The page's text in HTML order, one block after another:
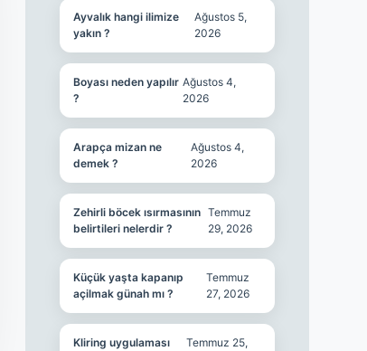
Ayvalık hangi ilimize
yakın ?
Ağustos 5,
2026
Boyası neden yapılır
?
Ağustos 4,
2026
Arapça mizan ne
demek ?
Ağustos 4,
2026
Zehirli böcek ısırmasının
belirtileri nelerdir ?
Temmuz
29, 2026
Küçük yaşta kapanıp
açilmak günah mı ?
Temmuz
27, 2026
Kliring uygulaması
Temmuz 25,